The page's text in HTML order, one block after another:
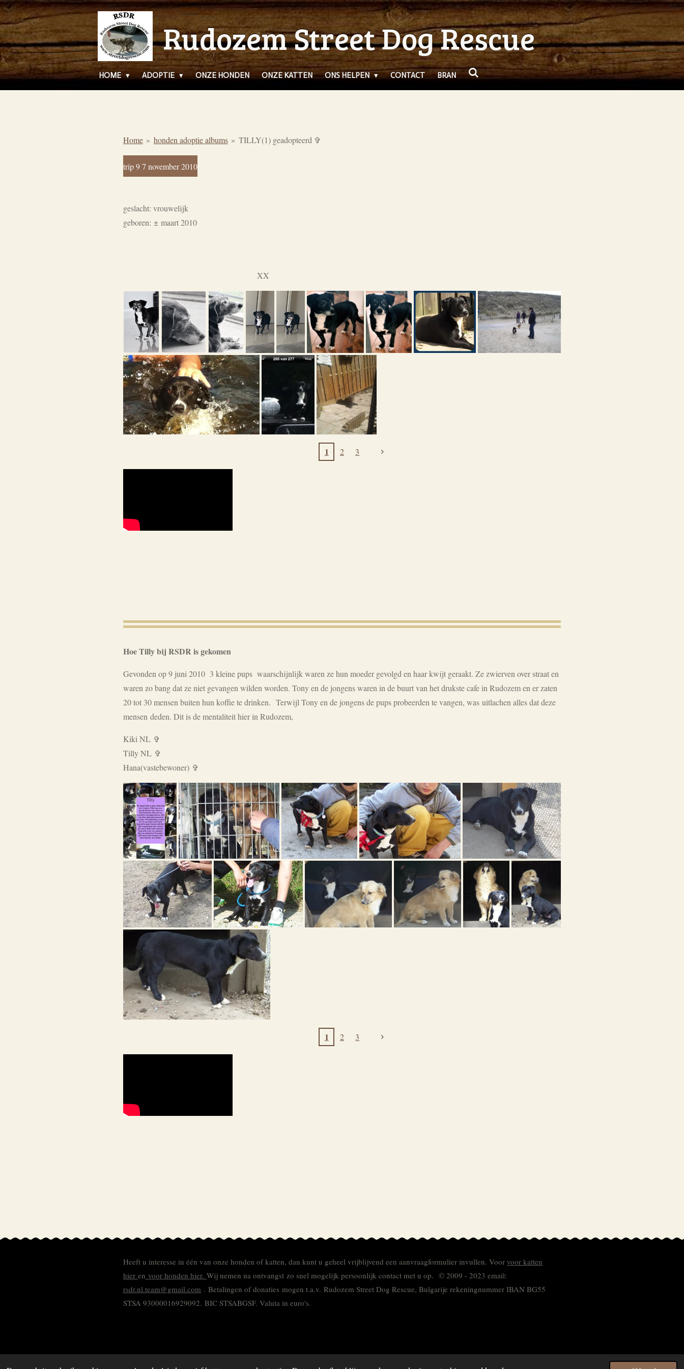
Ga
direct
naar
de
hoofdinhoud
Rudozem Street Dog Rescue
HOME ADOPTIE ONZE HONDEN ONZE KATTEN ONS HELPEN CONTACT BRAN
Home » honden adoptie albums » TILLY(1) geadopteerd ✞
trip 9 7 november 2010
geslacht: vrouwelijk
geboren: ± maart 2010
XX
1 2 3
Hoe Tilly bij RSDR is gekomen
Gevonden op 9 juni 2010 3 kleine pups waarschijnlijk waren ze hun moeder gevolgd en haar kwijt geraakt. Ze zwierven over straat en
waren zo bang dat ze niet gevangen wilden worden. Tony en de jongens waren in de buurt van het drukste cafe in Rudozem en er zaten
20 tot 30 mensen buiten hun koffie te drinken. Terwijl Tony en de jongens de pups probeerden te vangen, was uitlachen alles dat deze
mensen deden. Dit is de mentaliteit hier in Rudozem,
Kiki NL ✞
Tilly NL ✞
Hana(vastebewoner) ✞
1 2 3
Heeft u interesse in één van onze honden of katten, dan kunt u geheel vrijblijvend een aanvraagformulier invullen. Voor voor katten
hier en voor honden hier. Wij nemen na ontvangst zo snel mogelijk persoonlijk contact met u op. © 2009 - 2023 email:
rsdr.nl.team@gmail.com . Betalingen of donaties mogen t.a.v. Rudozem Street Dog Rescue, Bulgarije rekeningnummer IBAN BG55
STSA 93000016929092. BIC STSABGSF. Valuta in euro's.